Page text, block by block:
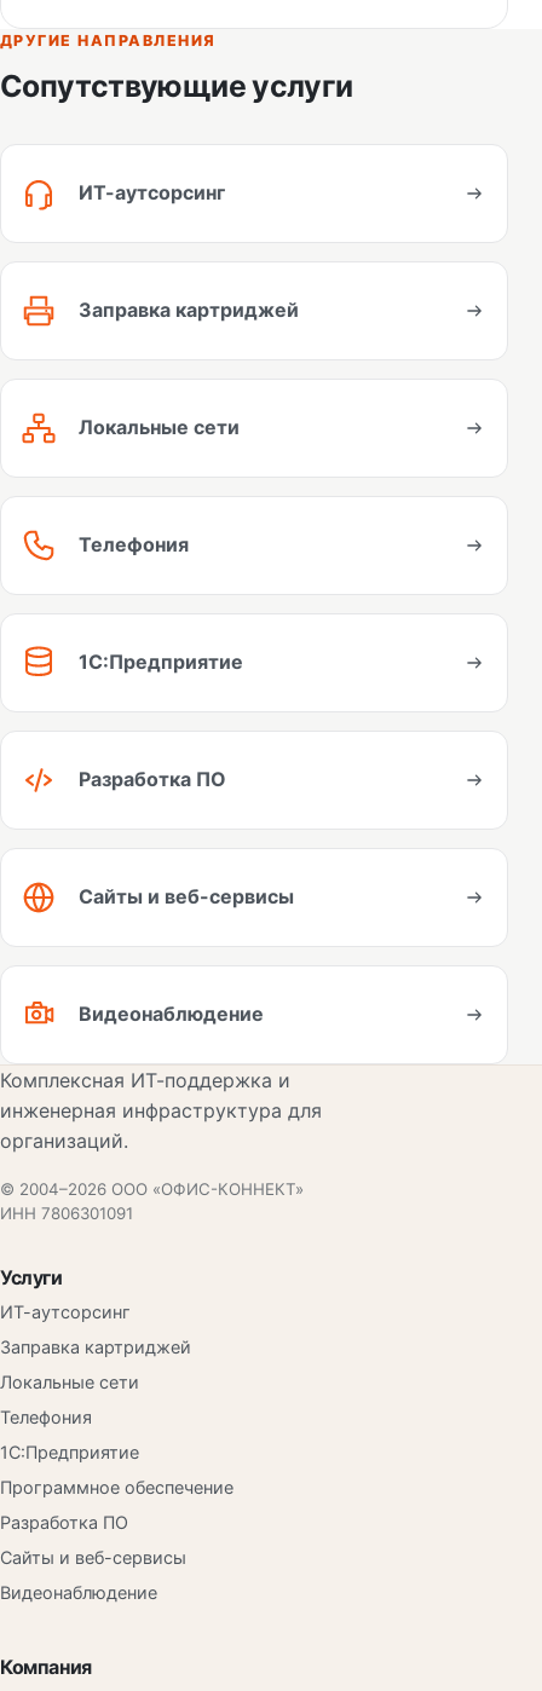
ДРУГИЕ НАПРАВЛЕНИЯ
Сопутствующие услуги
ИТ-аутсорсинг
Заправка картриджей
Локальные сети
Телефония
1С:Предприятие
Разработка ПО
Сайты и веб-сервисы
Видеонаблюдение
Комплексная ИТ-поддержка и
инженерная инфраструктура для
организаций.
© 2004–2026 ООО «ОФИС-КОННЕКТ»
ИНН 7806301091
Услуги
ИТ-аутсорсинг
Заправка картриджей
Локальные сети
Телефония
1С:Предприятие
Программное обеспечение
Разработка ПО
Сайты и веб-сервисы
Видеонаблюдение
Компания